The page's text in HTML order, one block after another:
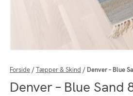
Forside /Tæpper & Skind / Denver – Blue
Denver – Blue Sand